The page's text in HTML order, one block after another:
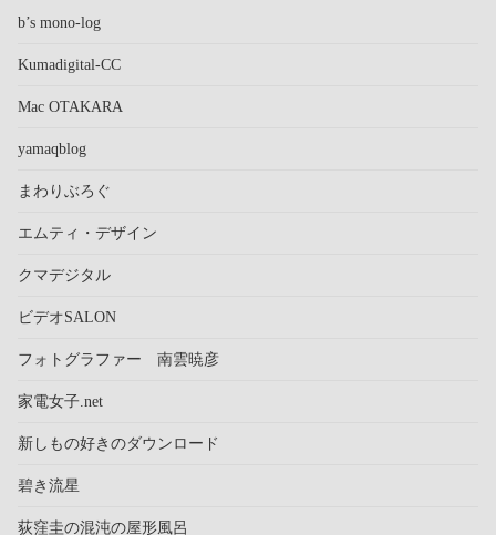
b’s mono-log
Kumadigital-CC
Mac OTAKARA
yamaqblog
まわりぶろぐ
エムティ・デザイン
クマデジタル
ビデオSALON
フォトグラファー 南雲暁彦
家電女子.net
新しもの好きのダウンロード
碧き流星
荻窪圭の混沌の屋形風呂